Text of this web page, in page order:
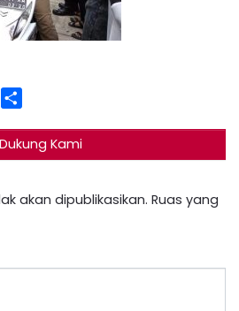
Telegram
Dukung Kami
akan dipublikasikan. Ruas yang